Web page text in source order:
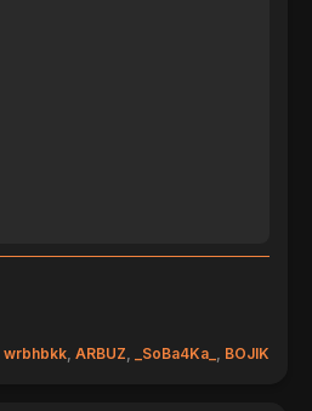
wrbhbkk, ARBUZ, _SoBa4Ka_ , BOJIK